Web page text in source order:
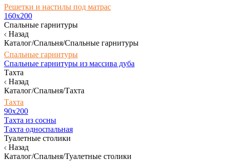
Решетки и настилы под матрас
160х200
Спальные гарнитуры
Назад
Каталог/Спальня/Спальные гарнитуры
Спальные гарнитуры
Спальные гарнитуры из массива дуба
Тахта
Назад
Каталог/Спальня/Тахта
Тахта
90х200
Тахта из сосны
Тахта односпальная
Туалетные столики
Назад
Каталог/Спальня/Туалетные столики